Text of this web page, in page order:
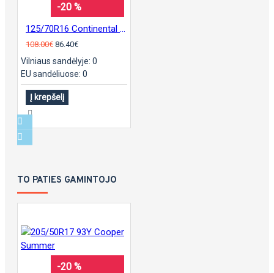
-20 %
108.00€ 86.40€
Vilniaus sandėlyje: 0
EU sandėliuose: 0
Į krepšelį
TO PATIES GAMINTOJO
-20 %